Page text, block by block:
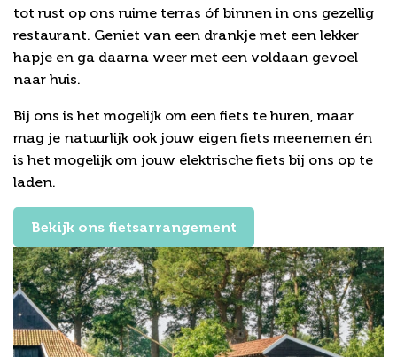
tot rust op ons ruime terras óf binnen in ons gezellig
restaurant. Geniet van een drankje met een lekker
hapje en ga daarna weer met een voldaan gevoel
naar huis.
Bij ons is het mogelijk om een fiets te huren, maar
mag je natuurlijk ook jouw eigen fiets meenemen én
is het mogelijk om jouw elektrische fiets bij ons op te
laden.
Bekijk ons fietsarrangement